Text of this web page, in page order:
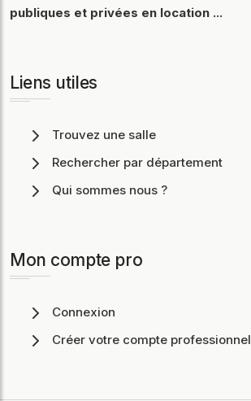
publiques et privées en location ...
Liens utiles
Trouvez une salle
Rechercher par département
Qui sommes nous ?
Mon compte pro
Connexion
Créer votre compte professionnel